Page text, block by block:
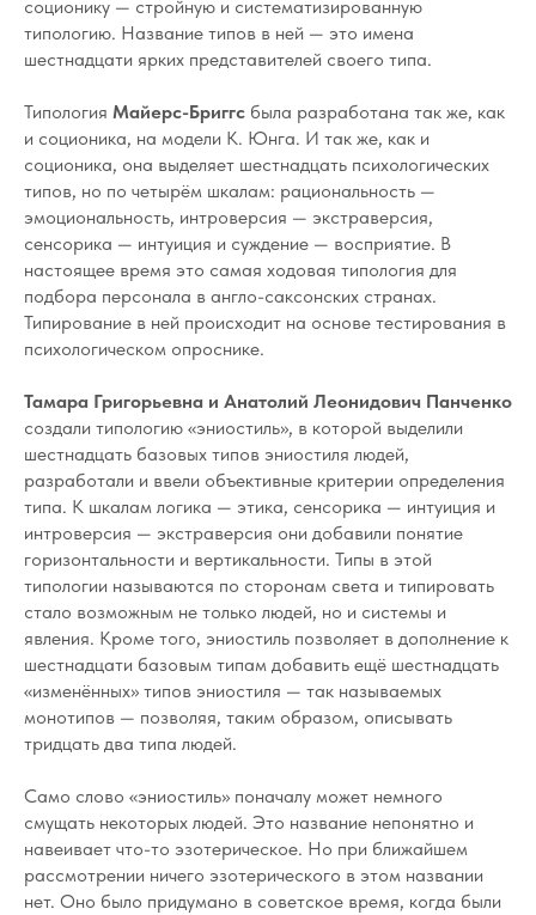
соционику — стройную и систематизированную
типологию. Название типов в ней — это имена
шестнадцати ярких представителей своего типа.
Типология Майерс-Бриггс была разработана так же, как
и соционика, на модели К. Юнга. И так же, как и
соционика, она выделяет шестнадцать психологических
типов, но по четырём шкалам: рациональность —
эмоциональность, интроверсия — экстраверсия,
сенсорика — интуиция и суждение — восприятие. В
настоящее время это самая ходовая типология для
подбора персонала в англо-саксонских странах.
Типирование в ней происходит на основе тестирования в
психологическом опроснике.
Тамара Григорьевна и Анатолий Леонидович Панченко
создали типологию «эниостиль», в которой выделили
шестнадцать базовых типов эниостиля людей,
разработали и ввели объективные критерии определения
типа. К шкалам логика — этика, сенсорика — интуиция и
интроверсия — экстраверсия они добавили понятие
горизонтальности и вертикальности. Типы в этой
типологии называются по сторонам света и типировать
стало возможным не только людей, но и системы и
явления. Кроме того, эниостиль позволяет в дополнение к
шестнадцати базовым типам добавить ещё шестнадцать
«изменённых» типов эниостиля — так называемых
монотипов — позволяя, таким образом, описывать
тридцать два типа людей.
Само слово «эниостиль» поначалу может немного
смущать некоторых людей. Это название непонятно и
навеивает что-то эзотерическое. Но при ближайшем
рассмотрении ничего эзотерического в этом названии
нет. Оно было придумано в советское время, когда были